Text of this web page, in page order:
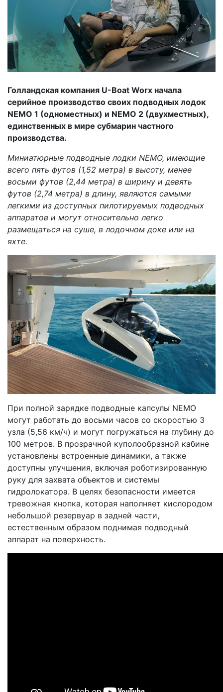
Голландская компания U-Boat Worx начала
серийное производство своих подводных лодок
NEMO 1 (одноместных) и NEMO 2 (двухместных),
единственных в мире субмарин частного
производства.
Миниатюрные подводные лодки NEMO, имеющие
всего пять футов (1,52 метра) в высоту, менее
восьми футов (2,44 метра) в ширину и девять
футов (2,74 метра) в длину, являются самыми
легкими из доступных пилотируемых подводных
аппаратов и могут относительно легко
размещаться на суше, в лодочном доке или на
яхте.
При полной зарядке подводные капсулы NEMO
могут работать до восьми часов со скоростью 3
узла (5,56 км/ч) и могут погружаться на глубину до
100 метров. В прозрачной куполообразной кабине
установлены встроенные динамики, а также
доступны улучшения, включая роботизированную
руку для захвата объектов и системы
гидролокатора. В целях безопасности имеется
тревожная кнопка, которая наполняет кислородом
небольшой резервуар в задней части,
естественным образом поднимая подводный
аппарат на поверхность.